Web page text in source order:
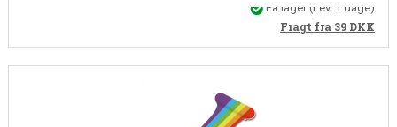
På lager(Lev. 1 dage)
Fragt fra 39 DKK